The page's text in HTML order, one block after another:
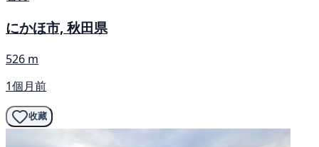
にかほ市, 秋田県
526 m
1個月前
收藏